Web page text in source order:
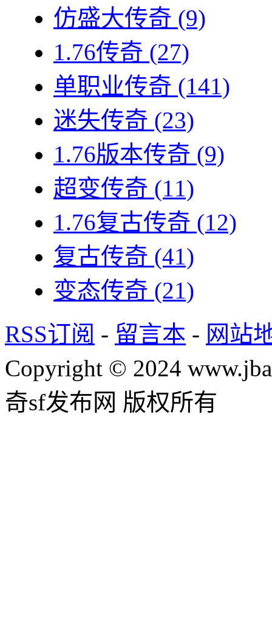
仿盛大传奇 (9)
1.76传奇 (27)
单职业传奇 (141)
迷失传奇 (23)
1.76版本传奇 (9)
超变传奇 (11)
1.76复古传奇 (12)
复古传奇 (41)
变态传奇 (21)
RSS订阅 - 留言本 - 网站
Copyright © 2024
奇sf发布网 版权所有